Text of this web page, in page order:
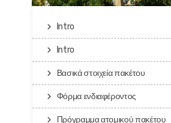
Intro
Intro
Βασικά στοιχεία πακέτου
Φόρμα ενδιαφέροντος
Πρόγραμμα ατομικού πακέτου